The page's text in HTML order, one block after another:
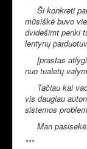
Ši konkreti
mūsiškė buvo
dvidešimt penki
lentynų
Įprastas
nuo tualetų
Tačiau kai
vis daugiau
sistemos
Man pasisekė,
***